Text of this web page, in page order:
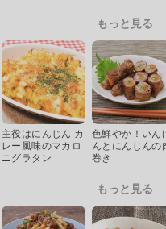
もっと見る
主役はにんじん カ
レー風味のマカロ
ニグラタン
色鮮やか！いん
んとにんじんの
巻き
もっと見る